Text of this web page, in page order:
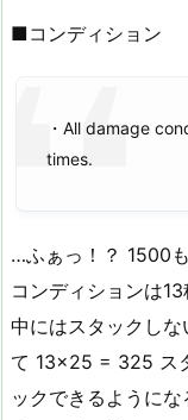
■コンディション
・All damage
times.
…ふぁっ！？ 1500
コンディションは
中にはスタックし
て 13×25 = 325 ス
ックできるようにな